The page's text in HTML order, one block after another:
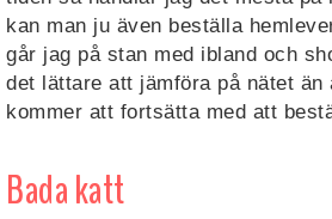
kan man ju även beställa
går jag på stan med ibland och
det lättare att jämföra på nätet
kommer att fortsätta med att
Bada katt